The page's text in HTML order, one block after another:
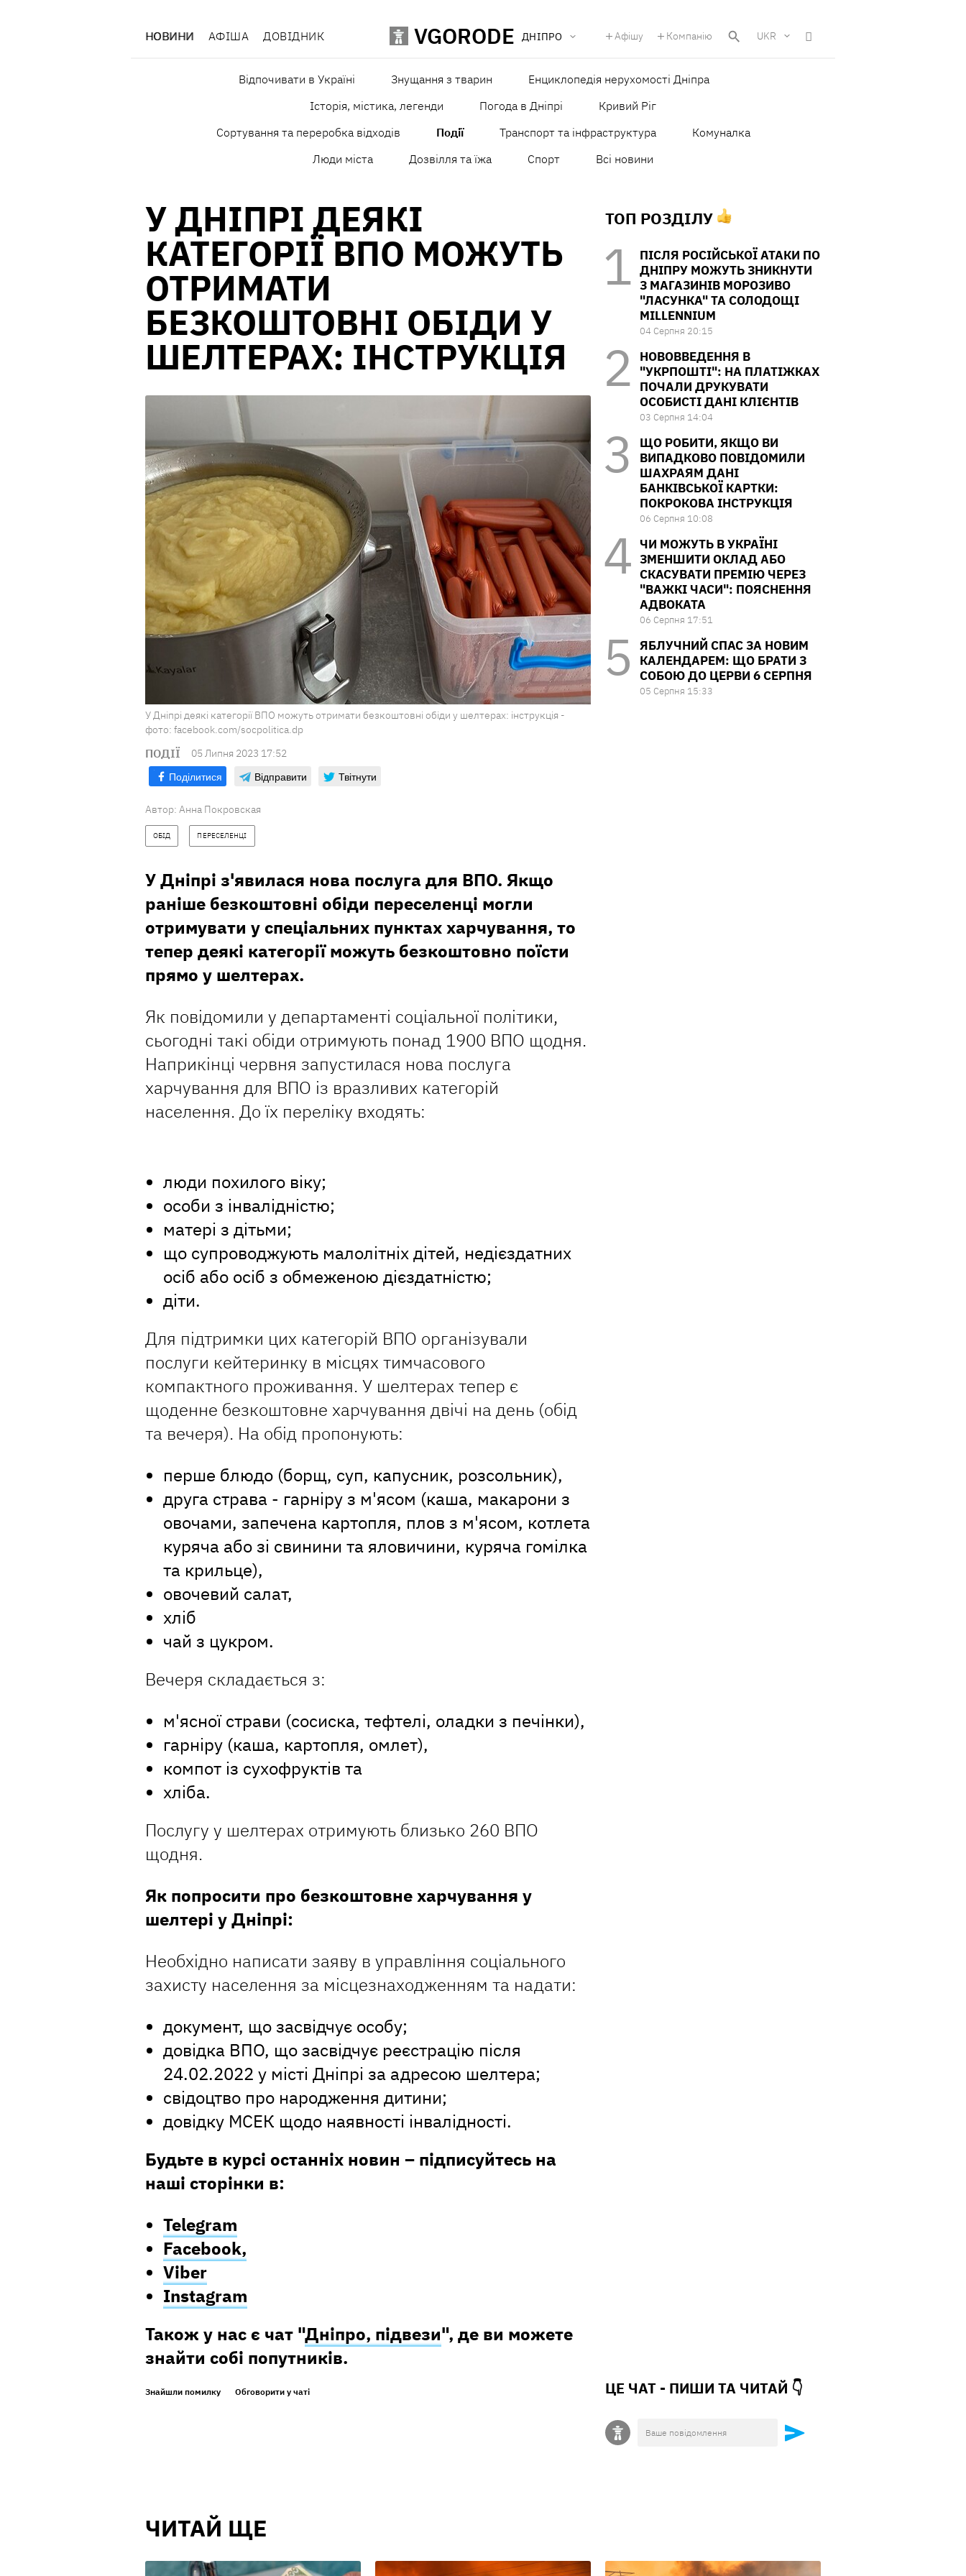
НОВИНИ АФІША ДОВІДНИК VGORODE ДНІПРО Афішу Компанію UKR
Відпочивати в Україні Знущання з тварин
Енциклопедія нерухомості Дніпра
Історія, містика, легенди
Погода в Дніпрі
Кривий Ріг
Сортування та переробка відходів
Події Транспорт та інфраструктура
Комуналка
Люди міста
Дозвілля та їжа Спорт Всі новини
У ДНІПРІ ДЕЯКІ
КАТЕГОРІЇ ВПО МОЖУТЬ
ОТРИМАТИ
БЕЗКОШТОВНІ ОБІДИ У
ШЕЛТЕРАХ: ІНСТРУКЦІЯ
У Дніпрі деякі категорії ВПО можуть отримати безкоштовні обіди у шелтерах: інструкція -
фото: facebook.com/socpolitica.dp
ПОДІЇ 05 Липня 2023 17:52
Поділитися Відправити Твітнути
Автор: Анна Покровская
ОБІД ПЕРЕСЕЛЕНЦІ
У Дніпрі з'явилася нова послуга для ВПО. Якщо
раніше безкоштовні обіди переселенці могли
отримувати у спеціальних пунктах харчування, то
тепер деякі категорії можуть безкоштовно поїсти
прямо у шелтерах.
Як повідомили у департаменті соціальної політики,
сьогодні такі обіди отримують понад 1900 ВПО щодня.
Наприкінці червня запустилася нова послуга
харчування для ВПО із вразливих категорій
населення. До їх переліку входять:
люди похилого віку;
особи з інвалідністю;
матері з дітьми;
що супроводжують малолітніх дітей, недієздатних
осіб або осіб з обмеженою дієздатністю;
діти.
Для підтримки цих категорій ВПО організували
послуги кейтеринку в місцях тимчасового
компактного проживання. У шелтерах тепер є
щоденне безкоштовне харчування двічі на день (обід
та вечеря). На обід пропонують:
перше блюдо (борщ, суп, капусник, розсольник),
друга страва - гарніру з м'ясом (каша, макарони з
овочами, запечена картопля, плов з м'ясом, котлета
куряча або зі свинини та яловичини, куряча гомілка
та крильце),
овочевий салат,
хліб
чай з цукром.
Вечеря складається з:
м'ясної страви (сосиска, тефтелі, оладки з печінки),
гарніру (каша, картопля, омлет),
компот із сухофруктів та
хліба.
Послугу у шелтерах отримують близько 260 ВПО
щодня.
Як попросити про безкоштовне харчування у
шелтері у Дніпрі:
Необхідно написати заяву в управління соціального
захисту населення за місцезнаходженням та надати:
документ, що засвідчує особу;
довідка ВПО, що засвідчує реєстрацію після
24.02.2022 у місті Дніпрі за адресою шелтера;
свідоцтво про народження дитини;
довідку МСЕК щодо наявності інвалідності.
Будьте в курсі останніх новин – підписуйтесь на
наші сторінки в:
Telegram
Facebook,
Viber
Instagram
Також у нас є чат "Дніпро, підвези", де ви можете
знайти собі попутників.
Знайшли помилку Обговорити у чаті
ТОП РОЗДІЛУ
ПІСЛЯ РОСІЙСЬКОЇ АТАКИ ПО
ДНІПРУ МОЖУТЬ ЗНИКНУТИ
З МАГАЗИНІВ МОРОЗИВО
"ЛАСУНКА" ТА СОЛОДОЩІ
MILLENNIUM
04 Серпня 20:15
НОВОВВЕДЕННЯ В
"УКРПОШТІ": НА ПЛАТІЖКАХ
ПОЧАЛИ ДРУКУВАТИ
ОСОБИСТІ ДАНІ КЛІЄНТІВ
03 Серпня 14:04
ЩО РОБИТИ, ЯКЩО ВИ
ВИПАДКОВО ПОВІДОМИЛИ
ШАХРАЯМ ДАНІ
БАНКІВСЬКОЇ КАРТКИ:
ПОКРОКОВА ІНСТРУКЦІЯ
06 Серпня 10:08
ЧИ МОЖУТЬ В УКРАЇНІ
ЗМЕНШИТИ ОКЛАД АБО
СКАСУВАТИ ПРЕМІЮ ЧЕРЕЗ
"ВАЖКІ ЧАСИ": ПОЯСНЕННЯ
АДВОКАТА
06 Серпня 17:51
ЯБЛУЧНИЙ СПАС ЗА НОВИМ
КАЛЕНДАРЕМ: ЩО БРАТИ З
СОБОЮ ДО ЦЕРВИ 6 СЕРПНЯ
05 Серпня 15:33
ЦЕ ЧАТ - ПИШИ ТА ЧИТАЙ 👇
ЧИТАЙ ЩЕ